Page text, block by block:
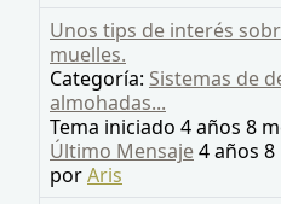
Unos tips de interés
muelles.
Categoría: Sistemas de
almohadas...
Tema iniciado 4 años 8
Último Mensaje4 años
porAris